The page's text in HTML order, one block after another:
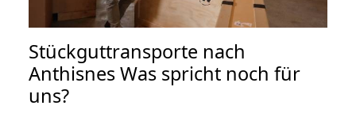
Stückguttransporte nach
Anthisnes Was spricht noch für
uns?